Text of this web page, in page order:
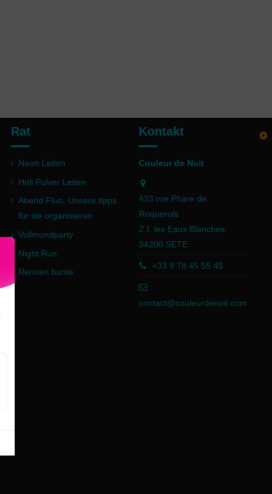
Rat
Neon Leiten
Holi Pulver Leiten
Abend Fluo, Unsere tipps
für sie organisieren
Vollmondparty
Night Run
Rennen bunte
Kontakt
Couleur de Nuit
433 rue Phare de
Roquerols
Z.I. les Eaux Blanches
34200 SETE
+33 9 78 45 55 45
contact@couleurdenuit.com